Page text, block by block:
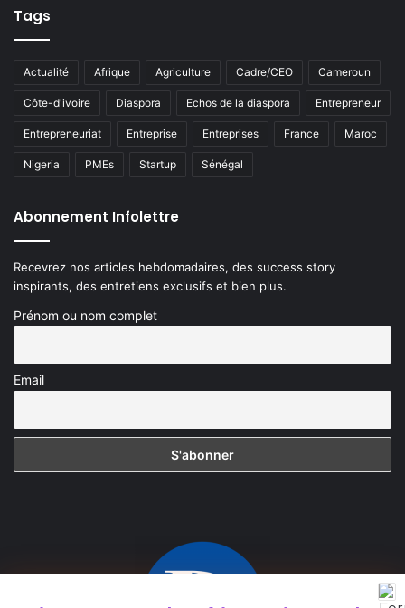
Tags
Actualité Afrique Agriculture Cadre/CEO Cameroun
Côte-d'ivoire Diaspora Echos de la diaspora Entrepreneur
Entrepreneuriat Entreprise Entreprises France Maroc
Nigeria PMEs Startup Sénégal
Abonnement Infolettre
Recevrez nos articles hebdomadaires, des success story
inspirants, des entretiens exclusifs et bien plus.
Prénom ou nom complet
Email